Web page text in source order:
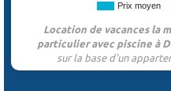
Prix moyen
Location de vacances la
particulier avec piscine à
sur la base d'un